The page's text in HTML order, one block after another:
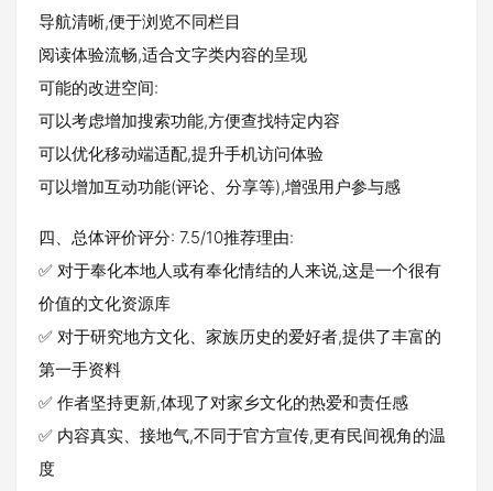
导航清晰,便于浏览不同栏目
阅读体验流畅,适合文字类内容的呈现
可能的改进空间:
可以考虑增加搜索功能,方便查找特定内容
可以优化移动端适配,提升手机访问体验
可以增加互动功能(评论、分享等),增强用户参与感
四、总体评价评分: 7.5/10推荐理由:
✅ 对于奉化本地人或有奉化情结的人来说,这是一个很有
价值的文化资源库
✅ 对于研究地方文化、家族历史的爱好者,提供了丰富的
第一手资料
✅ 作者坚持更新,体现了对家乡文化的热爱和责任感
✅ 内容真实、接地气,不同于官方宣传,更有民间视角的温
度